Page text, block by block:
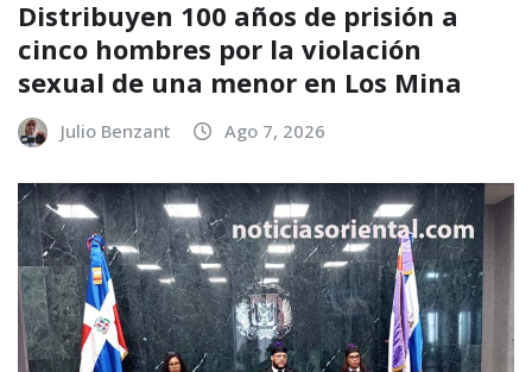
Distribuyen 100 años de prisión a
cinco hombres por la violación
sexual de una menor en Los Mina
Julio Benzant Ago 7, 2026